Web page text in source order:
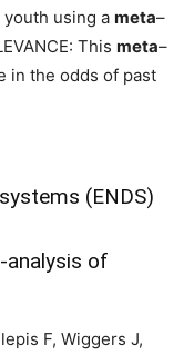
youth using a meta–
This meta–
in the odds of past
(ENDS)
analysis of
F, Wiggers J,